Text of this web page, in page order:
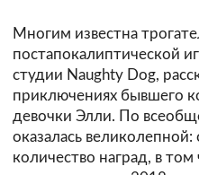
Многим известна
постапокалиптической
студии Naughty Dog,
приключениях бывшего
девочки Элли. По
оказалась
количество наград, в том